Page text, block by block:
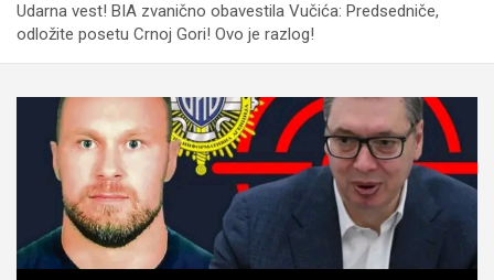
Udarna vest! BIA zvanično obavestila Vučića: Predsedniče,
odložite posetu Crnoj Gori! Ovo je razlog!